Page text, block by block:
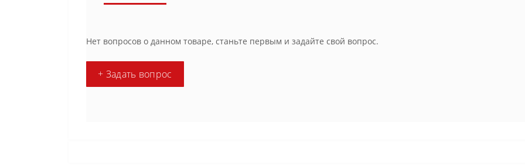
Нет вопросов о данном товаре, станьте первым и задайте свой вопрос.
+ Задать вопрос